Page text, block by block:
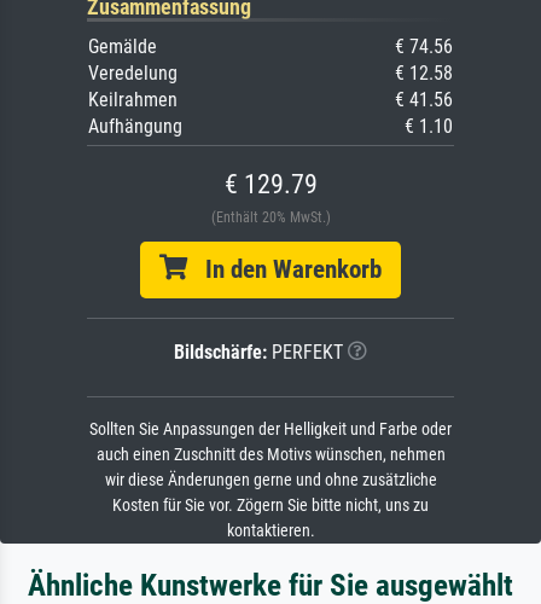
Zusammenfassung
Gemälde
€ 74.56
Veredelung
€ 12.58
Keilrahmen
€ 41.56
Aufhängung
€ 1.10
€ 129.79
(Enthält 20% MwSt.)
In den Warenkorb
Bildschärfe: PERFEKT
Sollten Sie Anpassungen der Helligkeit und Farbe oder
auch einen Zuschnitt des Motivs wünschen, nehmen
wir diese Änderungen gerne und ohne zusätzliche
Kosten für Sie vor. Zögern Sie bitte nicht, uns zu
kontaktieren.
Ähnliche Kunstwerke für Sie ausgewählt